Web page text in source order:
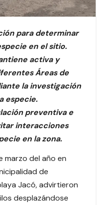
para determinar
en el sitio.
activa y
Áreas de
la investigación
especie.
preventiva e
interacciones
en la zona.
marzo del año en
de
Jacó, advirtieron
desplazándose